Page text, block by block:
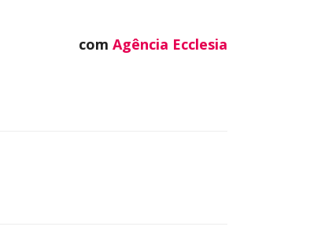
com Agência Ecclesia